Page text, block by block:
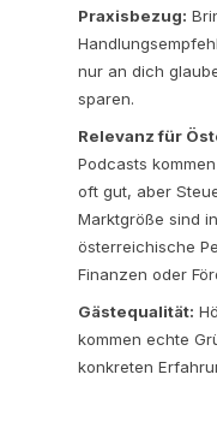
Praxisbezug:
nur an dich
sparen.
Relevanz für
Podcasts
oft gut, aber
Marktgröße sind
österreichische
Finanzen oder
Gästequalität:
kommen echte
konkreten